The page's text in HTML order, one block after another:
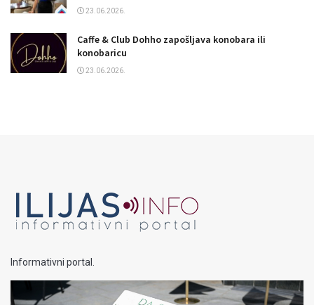
23.06.2026.
Caffe & Club Dohho zapošljava konobara ili
konobaricu
23.06.2026.
Informativni portal.